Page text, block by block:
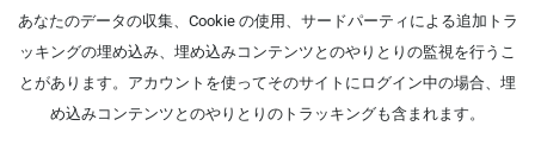
あなたのデータの収集、Cookie の使用、サードパーティによる追加トラ
ッキングの埋め込み、埋め込みコンテンツとのやりとりの監視を行うこ
とがあります。アカウントを使ってそのサイトにログイン中の場合、埋
め込みコンテンツとのやりとりのトラッキングも含まれます。